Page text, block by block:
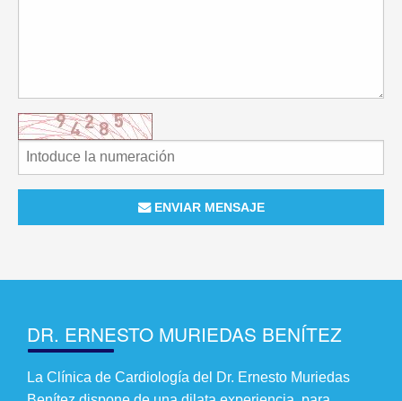
ENVIAR MENSAJE
DR. ERNESTO MURIEDAS BENÍTEZ
La Clínica de Cardiología del Dr. Ernesto Muriedas